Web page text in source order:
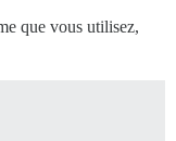
que vous utilisez,